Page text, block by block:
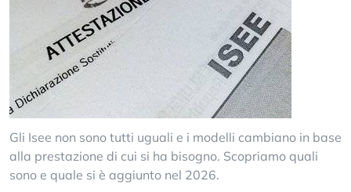
Gli Isee non sono tutti uguali e i modelli cambiano in base
alla prestazione di cui si ha bisogno. Scopriamo quali
sono e quale si è aggiunto nel 2026.